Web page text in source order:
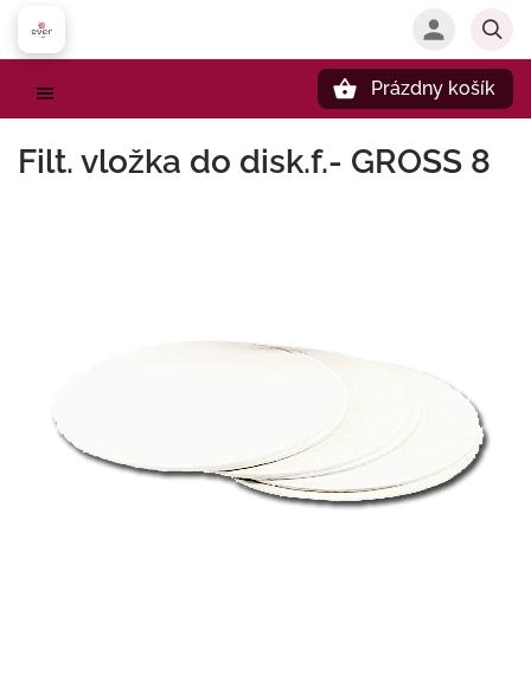
Prázdny košík
Filt. vložka do disk.f.- GROSS 8